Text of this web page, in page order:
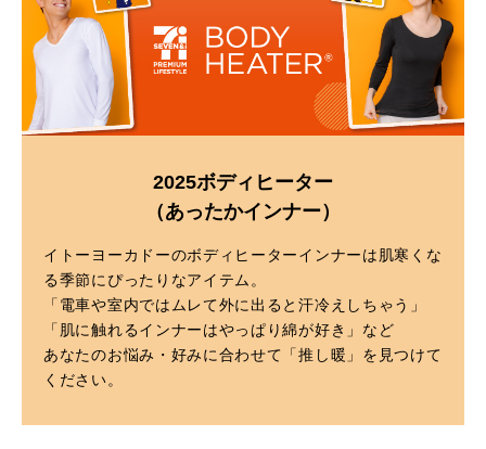
2025ボディヒーター
（あったかインナー）
イトーヨーカドーのボディヒーターインナーは肌寒くな
る季節にぴったりなアイテム。
「電車や室内ではムレて外に出ると汗冷えしちゃう」
「肌に触れるインナーはやっぱり綿が好き」など
あなたのお悩み・好みに合わせて「推し暖」を見つけて
ください。